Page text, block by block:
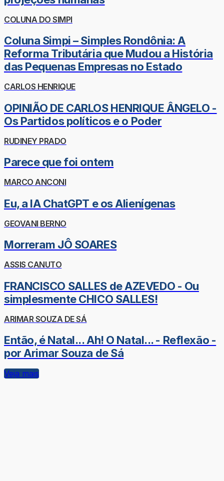
COLUNA DO SIMPI
Coluna Simpi – Simples Rondônia: A
Reforma Tributária que Mudou a História
das Pequenas Empresas no Estado
CARLOS HENRIQUE
OPINIÃO DE CARLOS HENRIQUE ÂNGELO -
Os Partidos políticos e o Poder
RUDINEY PRADO
Parece que foi ontem
MARCO ANCONI
Eu, a IA ChatGPT e os Alienígenas
GEOVANI BERNO
Morreram JÔ SOARES
ASSIS CANUTO
FRANCISCO SALLES de AZEVEDO - Ou
simplesmente CHICO SALLES!
ARIMAR SOUZA DE SÁ
Então, é Natal... Ah! O Natal... - Reflexão -
por Arimar Souza de Sá
Veja mais